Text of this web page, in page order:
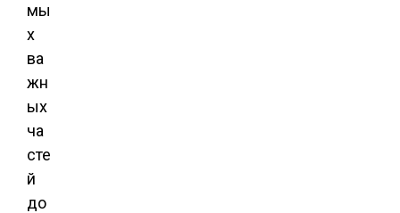
мы
х
ва
жн
ых
ча
сте
й
до